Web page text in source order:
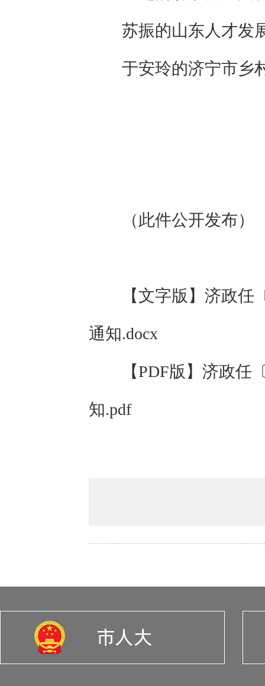
苏振的山东人才发
于安玲的济宁市乡
（此件公开发布）
【文字版】 济政任
通知.docx
【PDF版】 济政任
知.pdf